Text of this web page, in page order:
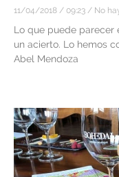
11/04/2018 09:23 No
Lo que puede parecer
un acierto. Lo hemos
Abel Mendoza